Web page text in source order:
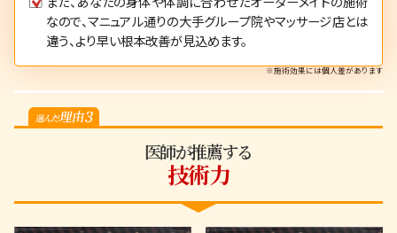
また、あなたの身体や体調に合わせたオーダーメイドの施術
なので、マニュアル通りの大手グループ院やマッサージ店とは
違う、より早い根本改善が見込めます。
※施術効果には個人差があります
医師が推薦する
技術力